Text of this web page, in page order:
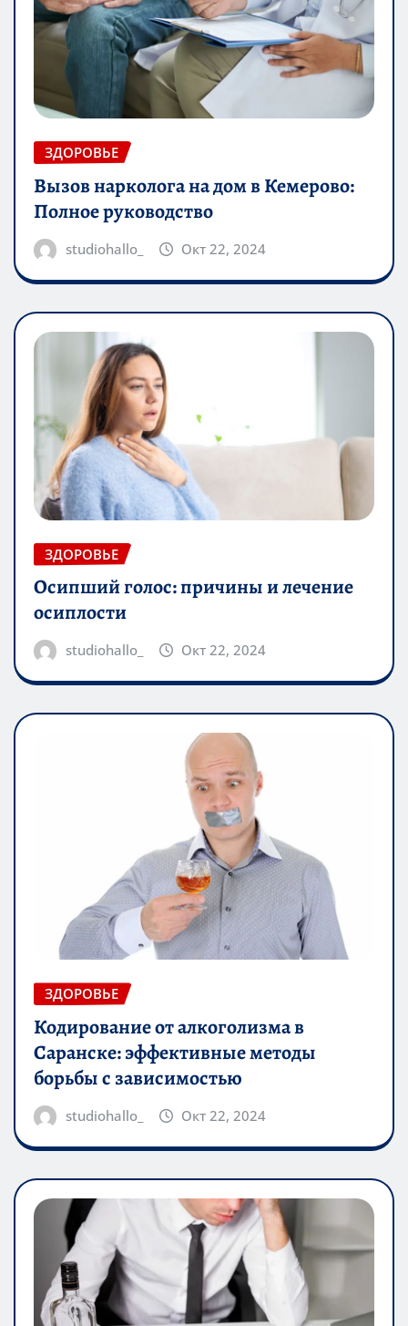
ЗДОРОВЬЕ
Вызов нарколога на дом в Кемерово:
Полное руководство
studiohallo_ Окт 22, 2024
ЗДОРОВЬЕ
Осипший голос: причины и лечение
осиплости
studiohallo_ Окт 22, 2024
ЗДОРОВЬЕ
Кодирование от алкоголизма в
Саранске: эффективные методы
борьбы с зависимостью
studiohallo_ Окт 22, 2024